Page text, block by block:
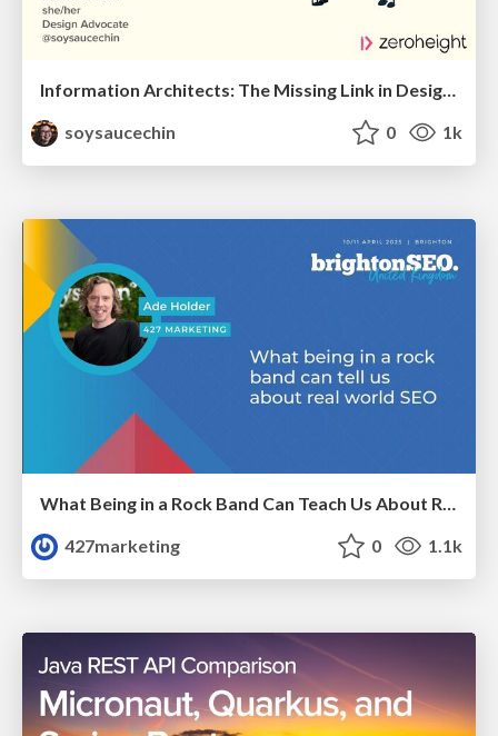
Information Architects: The Missing Link in Design Systems
soysaucechin
0 1k
What Being in a Rock Band Can Teach Us About Real World SEO
427marketing
0 1.1k